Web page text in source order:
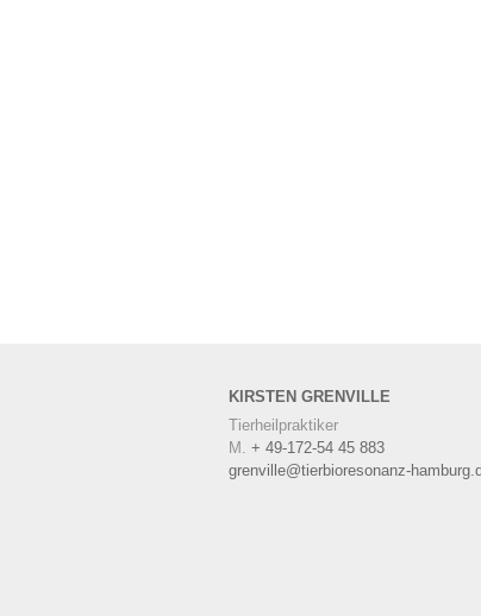
KIRSTEN GRENVILLE
Tierheilpraktiker
M. + 49-172-54 45 883
grenville@tierbioresonanz-